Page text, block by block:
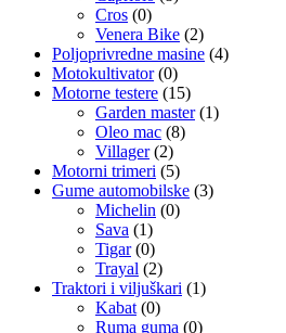
Cros (0)
Venera Bike (2)
Poljoprivredne masine (4)
Motokultivator (0)
Motorne testere (15)
Garden master (1)
Oleo mac (8)
Villager (2)
Motorni trimeri (5)
Gume automobilske (3)
Michelin (0)
Sava (1)
Tigar (0)
Trayal (2)
Traktori i viljuškari (1)
Kabat (0)
Ruma guma (0)